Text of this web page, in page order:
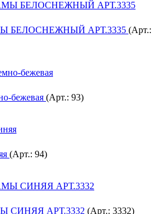
БЕЛОСНЕЖНЫЙ АРТ.3335 (Арт.:
бежевая (Арт.: 93)
(Арт.: 94)
АРТ.3332 (Арт.: 3332)